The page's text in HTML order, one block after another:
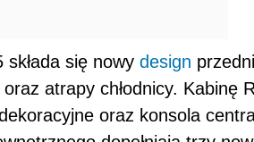
się nowy design
atrapy chłodnicy. Kabinę
oraz konsola